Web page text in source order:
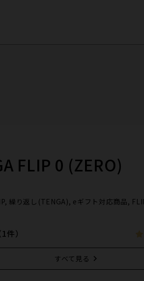
FLIP 0 (ZERO)
繰り返し(TENGA), eギフト対応商品,
件）
すべて見る